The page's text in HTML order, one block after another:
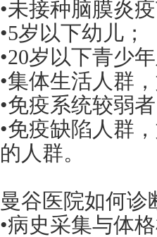
•未接种脑膜炎
•5岁以下幼儿；
•20岁以下青少
•集体生活人群
•免疫系统较弱
•免疫缺陷人群
的人群。
曼谷医院如何诊
•病史采集与体